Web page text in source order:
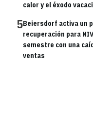
calor y el éxodo
5Beiersdorf activa un
recuperación para
semestre con una
ventas